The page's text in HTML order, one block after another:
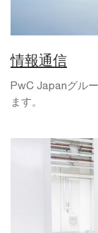
情報通信
PwC Japanグル
ます。